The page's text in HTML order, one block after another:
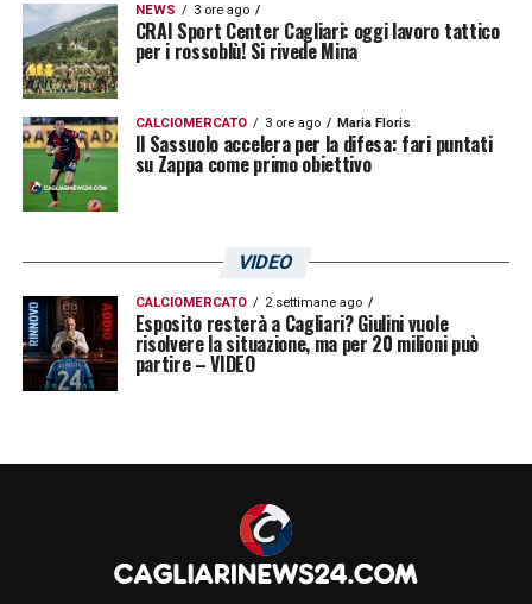
NEWS 3 ore ago
CRAI Sport Center Cagliari: oggi lavoro tattico
per i rossoblù! Si rivede Mina
CALCIOMERCATO 3 ore ago Maria Floris
Il Sassuolo accelera per la difesa: fari puntati
su Zappa come primo obiettivo
VIDEO
CALCIOMERCATO 2 settimane ago
Esposito resterà a Cagliari? Giulini vuole
risolvere la situazione, ma per 20 milioni può
partire – VIDEO